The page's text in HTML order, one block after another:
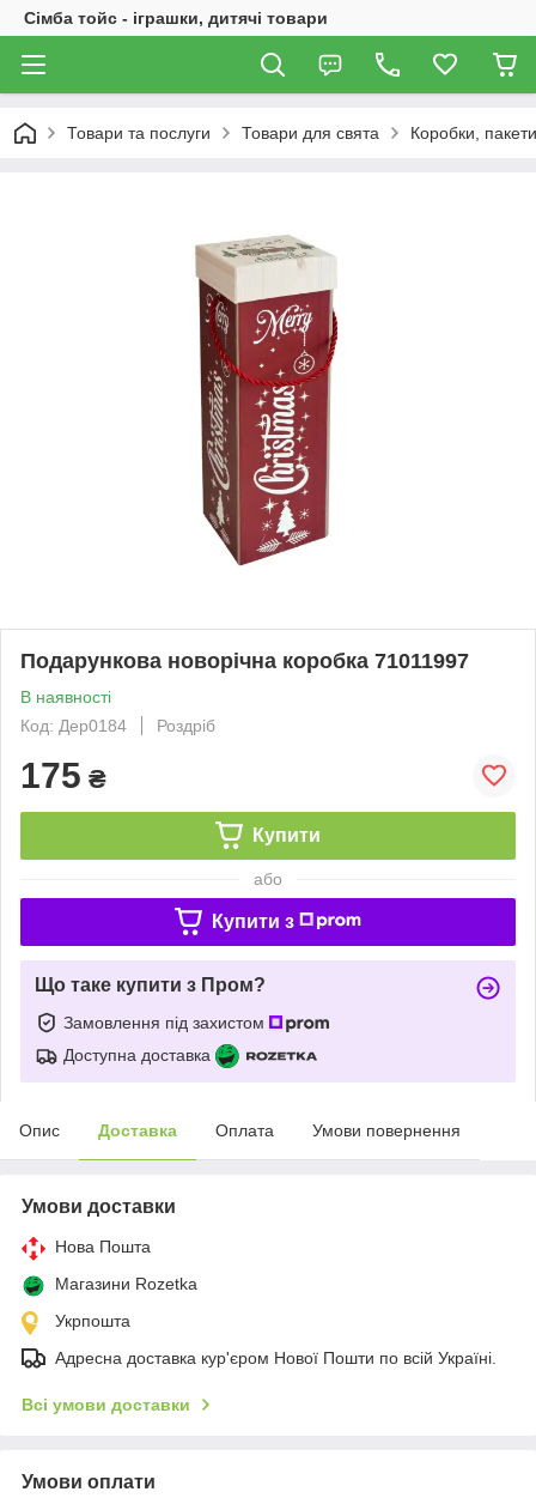
Сімба тойс - іграшки, дитячі товари
Товари та послуги Товари для свята Коробки,
Подарункова новорічна коробка 71011997
В наявності
Код: Дер0184
Роздріб
175 ₴
Купити
або
Купити з
Що таке купити з Пром?
Замовлення під захистом
Доступна доставка
Опис Доставка Оплата Умови повернення
Умови доставки
Нова Пошта
Магазини Rozetka
Укрпошта
Адресна доставка кур'єром Нової Пошти по всій Україні.
Всі умови доставки
Умови оплати